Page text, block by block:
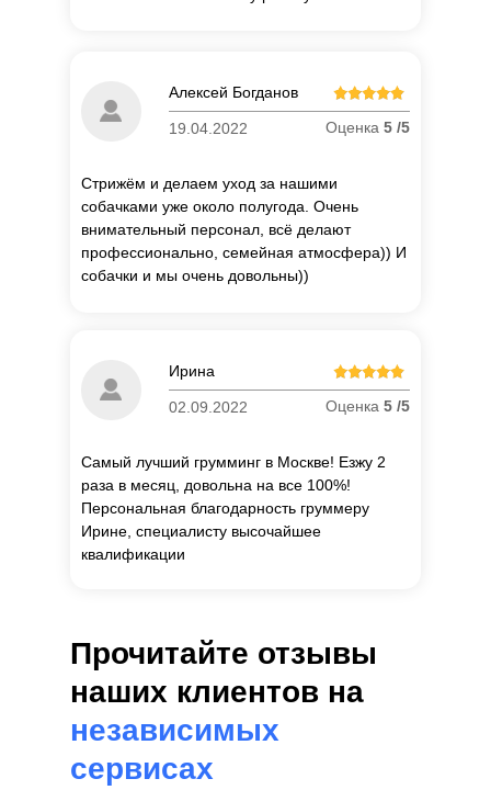
Алексей Богданов
19.04.2022 Оценка 5 /5
Стрижём и делаем уход за нашими
собачками уже около полугода. Очень
внимательный персонал, всё делают
профессионально, семейная атмосфера)) И
собачки и мы очень довольны))
Ирина
02.09.2022 Оценка 5 /5
Самый лучший грумминг в Москве! Езжу 2
раза в месяц, довольна на все 100%!
Персональная благодарность груммеру
Ирине, специалисту высочайшее
квалификации
Прочитайте отзывы
наших клиентов на
независимых
сервисах